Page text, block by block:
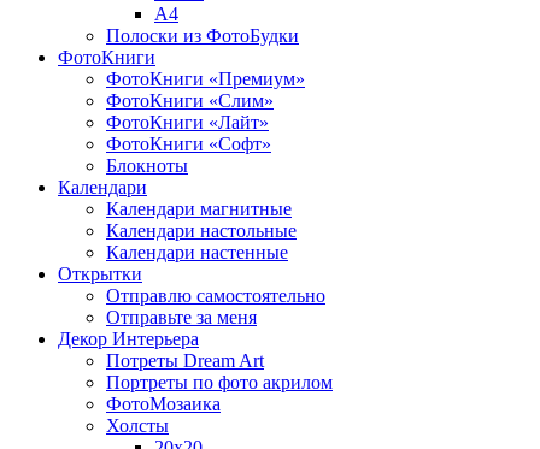
A4
Полоски из ФотоБудки
ФотоКниги
ФотоКниги «Премиум»
ФотоКниги «Слим»
ФотоКниги «Лайт»
ФотоКниги «Софт»
Блокноты
Календари
Календари магнитные
Календари настольные
Календари настенные
Открытки
Отправлю самостоятельно
Отправьте за меня
Декор Интерьера
Потреты Dream Art
Портреты по фото акрилом
ФотоМозаика
Холсты